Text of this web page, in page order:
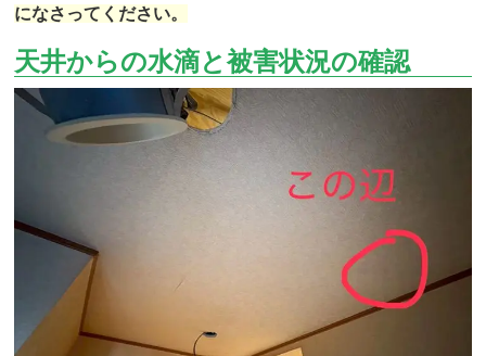
になさってください。
天井からの水滴と被害状況の確認